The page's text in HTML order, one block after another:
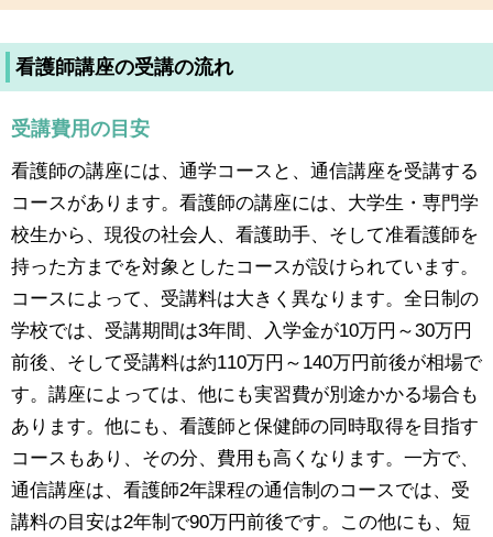
看護師講座の受講の流れ
受講費用の目安
看護師の講座には、通学コースと、通信講座を受講する
コースがあります。看護師の講座には、大学生・専門学
校生から、現役の社会人、看護助手、そして准看護師を
持った方までを対象としたコースが設けられています。
コースによって、受講料は大きく異なります。全日制の
学校では、受講期間は3年間、入学金が10万円～30万円
前後、そして受講料は約110万円～140万円前後が相場で
す。講座によっては、他にも実習費が別途かかる場合も
あります。他にも、看護師と保健師の同時取得を目指す
コースもあり、その分、費用も高くなります。一方で、
通信講座は、看護師2年課程の通信制のコースでは、受
講料の目安は2年制で90万円前後です。この他にも、短